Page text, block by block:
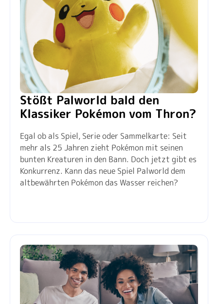
Stößt Palworld bald den
Klassiker Pokémon vom Thron?
Egal ob als Spiel, Serie oder Sammelkarte: Seit
mehr als 25 Jahren zieht Pokémon mit seinen
bunten Kreaturen in den Bann. Doch jetzt gibt es
Konkurrenz. Kann das neue Spiel Palworld dem
altbewährten Pokémon das Wasser reichen?